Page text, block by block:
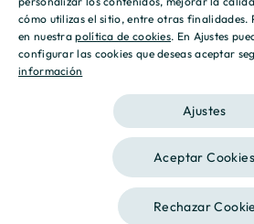
Islas Baleares
Mostrar todas
Iniciativas
Culmia Challenges
Culmia Fest
Trabaja con nosotros
Vivienda Alquiler
Gestión de Suelo
Tendencias
Estilo de vida
Sostenibilidad
Guías
Calculadora Hipotecaria
Calculadora Energética
Política de privacidad
2026 Culmia • Todos los derechos
Este sitio está registrado en wpml.org
como
clave de sitio de producción en
cómo utilizas el sitio, entre otras finalidades.
en nuestrapolítica de cookies. En Ajustes
configurar las cookies que deseas aceptar
información
Ajustes
Aceptar Cookies
Rechazar